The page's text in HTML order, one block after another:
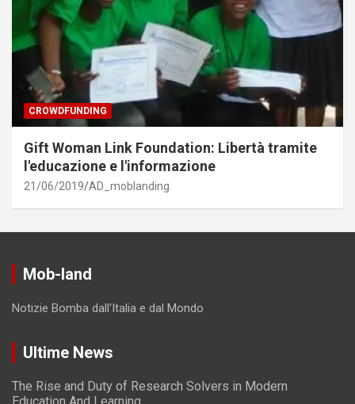
CROWDFUNDING
Gift Woman Link Foundation: Libertà tramite
l'educazione e l'informazione
21/06/2019 AD_moblanding
Mob-land
Notizie Bomba dall'Italia e dal Mondo
Ultime News
The Rise and Duty of Research Solvers in Modern